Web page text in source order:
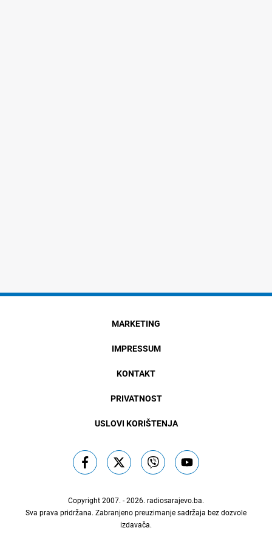
MARKETING
IMPRESSUM
KONTAKT
PRIVATNOST
USLOVI KORIŠTENJA
Copyright 2007. - 2026. radiosarajevo.ba.
Sva prava pridržana. Zabranjeno preuzimanje sadržaja bez dozvole
izdavača.